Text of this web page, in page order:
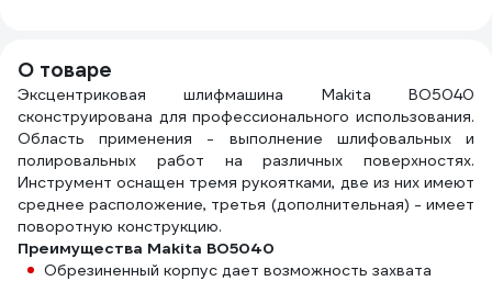
О товаре
Эксцентриковая шлифмашина Makita BO5040
сконструирована для профессионального использования.
Область применения - выполнение шлифовальных и
полировальных работ на различных поверхностях.
Инструмент оснащен тремя рукоятками, две из них имеют
среднее расположение, третья (дополнительная) - имеет
поворотную конструкцию.
Преимущества Makita BO5040
Обрезиненный корпус дает возможность захвата